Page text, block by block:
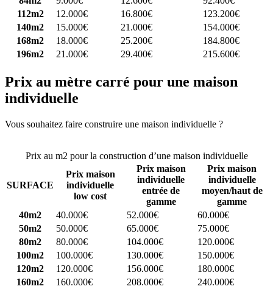
112m2
12.000€ 16.800€
123.200€
140m2
15.000€ 21.000€
154.000€
168m2
18.000€ 25.200€
184.800€
196m2
21.000€ 29.400€ 215.600€
Prix au mètre carré pour une maison
individuelle
Vous souhaitez faire construire une maison individuelle ?
Prix au m2 pour la construction d’une maison individuelle
SURFACE
Prix maison
individuelle
low cost
Prix maison
individuelle
entrée de
gamme
Prix maison
individuelle
moyen/haut de
gamme
40m2
40.000€ 52.000€
60.000€
50m2
50.000€ 65.000€
75.000€
80m2
80.000€ 104.000€
120.000€
100m2
100.000€ 130.000€
150.000€
120m2
120.000€ 156.000€
180.000€
160m2
160.000€ 208.000€
240.000€